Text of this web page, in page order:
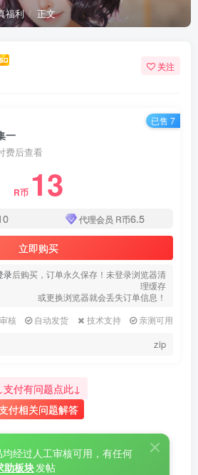
福利 正文
关注
一
费后查看
R币 13
代理会员 R币6.5
立即购买
录后购买，订单永久保存！未登录浏览器清
理缓存
或更换浏览器就会丢失订单信息！
核
自动发货 技术支持 亲测可用
zip
已售 7
支付有问题点此↓
付相关问题解答
经过人工审核可用，有任何
助板块发帖